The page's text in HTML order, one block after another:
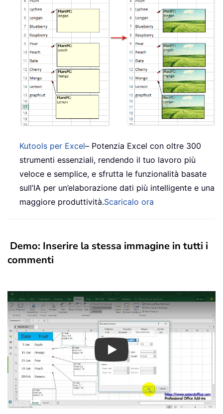
Kutools per Excel– Potenzia Excel con oltre 300
strumenti essenziali, rendendo il tuo lavoro più
veloce e semplice, e sfrutta le funzionalità basate
sull’IA per un’elaborazione dati più intelligente e una
maggiore produttività.Scaricalo ora
Demo: Inserire la stessa immagine in tutti i
commenti
Play